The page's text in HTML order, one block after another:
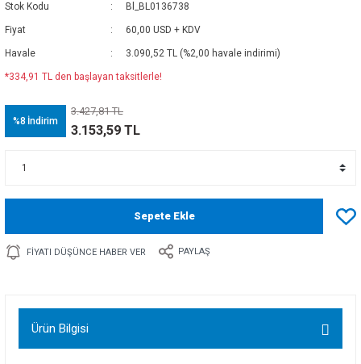
Stok Kodu Bl_BL0136738
Fiyat 60,00 USD + KDV
Havale 3.090,52 TL (%2,00 havale indirimi)
*334,91 TL den başlayan taksitlerle!
%8 İndirim
3.427,81 TL
3.153,59 TL
Sepete Ekle
FIYATI DÜŞÜNCE HABER VER PAYLAŞ
Ürün Bilgisi